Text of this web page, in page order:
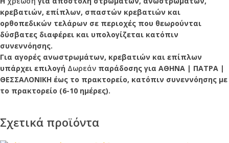
κρεβατιών, επίπλων, σπαστών κρεβατιών και
ορθοπεδικών τελάρων σε περιοχές που θεωρούνται
δύσβατες διαφέρει και υπολογίζεται κατόπιν
συνεννόησης.
Για αγορές ανωστρωμάτων, κρεβατιών και επίπλων
υπάρχει επιλογή Δωρεάν παράδοσης για ΑΘΗΝΑ | ΠΑΤΡΑ |
ΘΕΣΣΑΛΟΝΙΚΗ έως το πρακτορείο, κατόπιν συνεννόησης με
το πρακτορείο (6-10 ημέρες).
Σχετικά προϊόντα